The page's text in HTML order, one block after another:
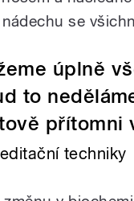
se
úplně
to
přítomni
techniky